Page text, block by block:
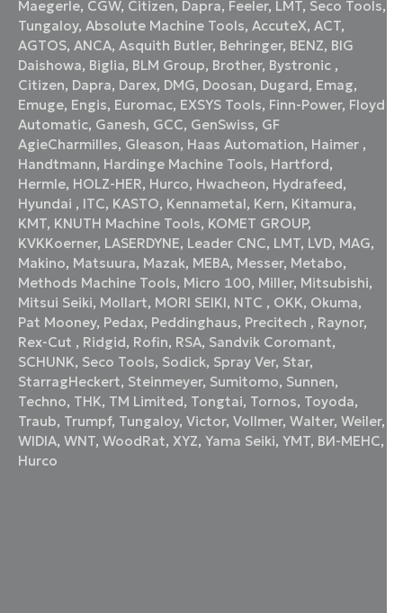
Maegerle, CGW, Citizen, Dapra, Feeler, LMT, Seco Tools,
Tungaloy,Absolute Machine Tools,AccuteX,ACT,
AGTOS,ANCA,Asquith Butler, Behringer, BENZ, BIG
Daishowa, Biglia, BLM Group, Brother, Bystronic ,
Citizen, Dapra, Darex, DMG, Doosan, Dugard, Emag,
Emuge, Engis, Euromac, EXSYS Tools, Finn-Power, Floyd
Automatic, Ganesh, GCC, GenSwiss, GF
AgieCharmilles, Gleason, Haas Automation, Haimer ,
Handtmann, Hardinge Machine Tools, Hartford,
Hermle, HOLZ-HER, Hurco, Hwacheon, Hydrafeed,
Hyundai , ITC, KASTO, Kennametal, Kern, Kitamura,
KMT, KNUTH Machine Tools, KOMET GROUP,
KVKKoerner, LASERDYNE, Leader CNC, LMT, LVD, MAG,
Makino, Matsuura, Mazak, MEBA, Messer, Metabo,
Methods Machine Tools, Micro 100, Miller, Mitsubishi,
Mitsui Seiki, Mollart, MORI SEIKI, NTC , OKK, Okuma,
Pat Mooney, Pedax, Peddinghaus, Precitech , Raynor,
Rex-Cut , Ridgid, Rofin, RSA, Sandvik Coromant,
SCHUNK, Seco Tools, Sodick, Spray Ver, Star,
StarragHeckert, Steinmeyer, Sumitomo, Sunnen,
Techno, THK, TM Limited, Tongtai, Tornos, Toyoda,
Traub, Trumpf, Tungaloy,Victor,Vollmer,Walter,Weiler,
WIDIA,WNT,WoodRat,XYZ,Yama Seiki,YMT, ВИ-МЕНС,
Нurco